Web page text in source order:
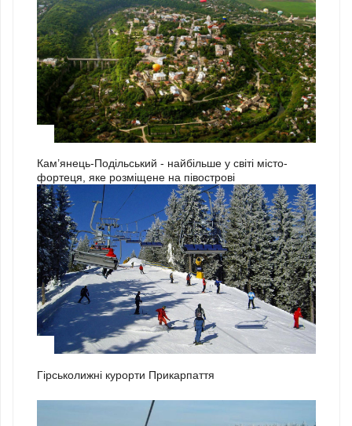
Кам’янець-Подільський - найбільше у світі місто-
фортеця, яке розміщене на півострові
Гірськолижні курорти Прикарпаття